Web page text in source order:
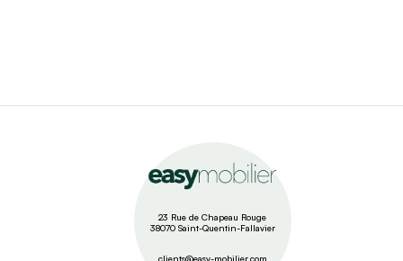
23 Rue de Chapeau Rouge
38070 Saint-Quentin-Fallavier
clients@easy-mobilier.com